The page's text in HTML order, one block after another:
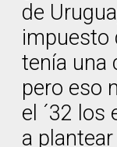
de
impuesto
tenía una
pero eso
el ´32 los
a